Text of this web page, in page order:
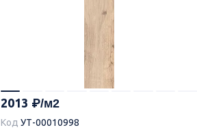
2013
Код УТ-00010998